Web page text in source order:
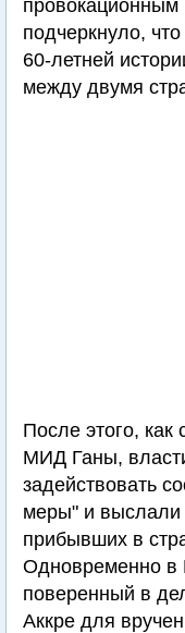
подчеркнуло,
60-летней
между двумя
После этого, как
МИД Ганы,
задействовать
меры" и выслали
прибывших в
Одновременно
поверенный в
Аккре для